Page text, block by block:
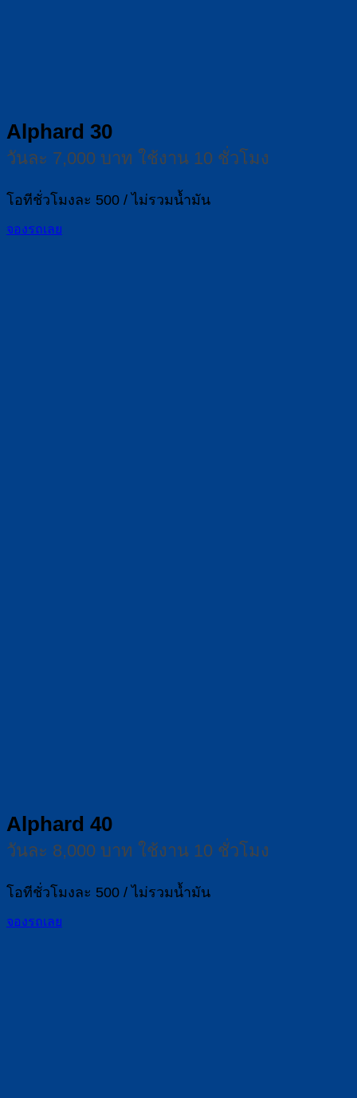
Alphard 30
วันละ 7,000 บาท ใช้งาน 10 ชั่วโมง
โอทีชั่วโมงละ 500 / ไม่รวมน้ำมัน
จองรถเลย
Alphard 40
วันละ 8,000 บาท ใช้งาน 10 ชั่วโมง
โอทีชั่วโมงละ 500 / ไม่รวมน้ำมัน
จองรถเลย